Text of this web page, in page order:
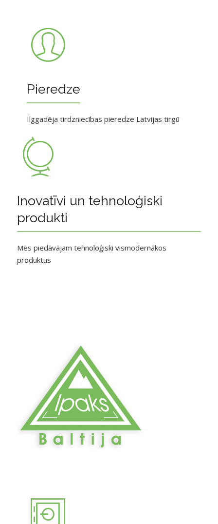
Pieredze
Ilggadēja tirdzniecības pieredze Latvijas tirgū
Inovatīvi un tehnoloģiski
produkti
Mēs piedāvājam tehnoloģiski vismodernākos
produktus